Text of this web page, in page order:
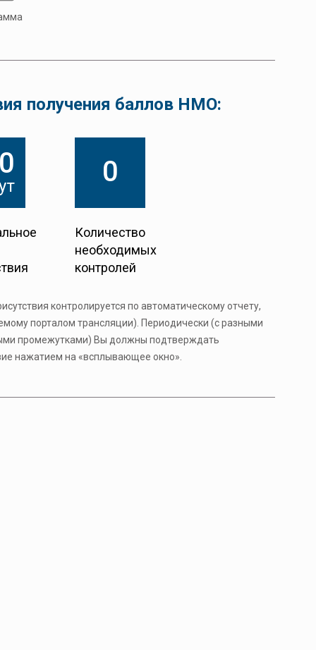
получения баллов НМО:
0
Количество
необходимых
контролей
контролируется по автоматическому отчету,
порталом трансляции). Периодически (с разными
промежутками) Вы должны подтверждать
нажатием на «всплывающее окно».